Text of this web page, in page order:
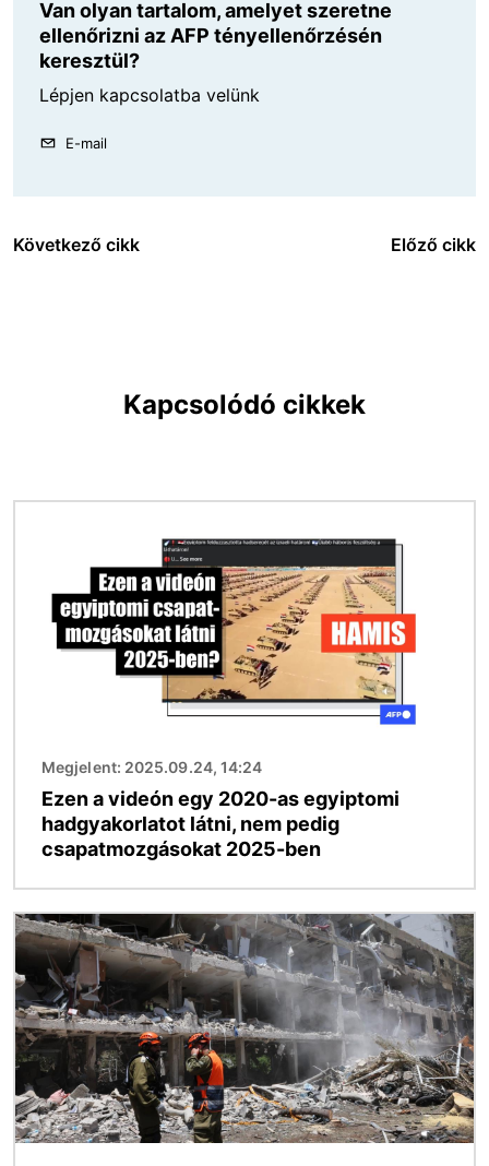
Van olyan tartalom, amelyet szeretne
ellenőrizni az AFP tényellenőrzésén
keresztül?
Lépjen kapcsolatba velünk
E-mail
Következő cikk Előző cikk
Kapcsolódó cikkek
Megjelent: 2025.09.24, 14:24
Ezen a videón egy 2020-as egyiptomi
hadgyakorlatot látni, nem pedig
csapatmozgásokat 2025-ben
Kép